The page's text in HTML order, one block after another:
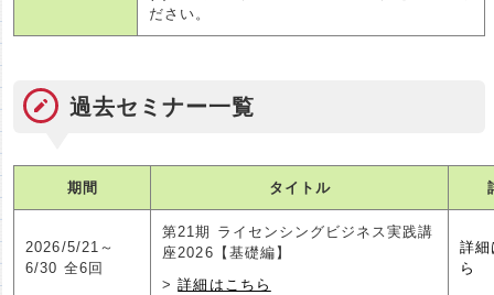
ださい。
過去セミナー一覧
期間 タイトル
2026/5/21～
6/30 全6回
第21期 ライセンシングビジネス実践講
座2026【基礎編】
詳細はこちら
詳
ら